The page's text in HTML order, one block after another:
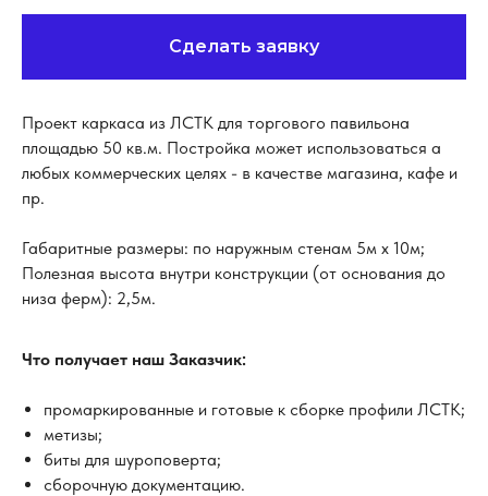
Сделать заявку
Проект каркаса из ЛСТК для торгового павильона
площадью 50 кв.м. Постройка может использоваться а
любых коммерческих целях - в качестве магазина, кафе и
пр.
Габаритные размеры: по наружным стенам 5м х 10м;
Полезная высота внутри конструкции (от основания до
низа ферм): 2,5м.
Что получает наш Заказчик:
промаркированные и готовые к сборке профили ЛСТК;
метизы;
биты для шуроповерта;
сборочную документацию.